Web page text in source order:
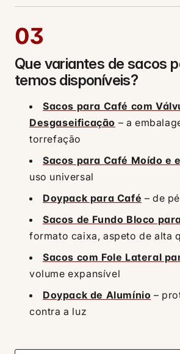
03
Que variantes de sacos
temos disponíveis?
Sacos para Café com
Desgaseificação – a
torrefação
Sacos para Café Moído e
uso universal
Doypack para Café – de
Sacos de Fundo Bloco
formato caixa, aspeto de alta
Sacos com Fole Lateral
volume expansível
Doypack de Alumínio –
contra a luz